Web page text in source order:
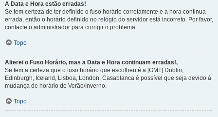
A Data e Hora estão erradas!
Se tem certeza de ter definido o fuso horário corretamente e a hora continua
errada, então o horário definido no relógio do servidor está incorreto. Por favor,
contacte o administrador para corrigir o problema.
Topo
Alterei o Fuso Horário, mas a Data e Hora continuam erradas!,
Se tem a certeza que o fuso horário que escolheu é a [GMT] Dublin,
Edinburgh, Iceland, Lisboa, London, Casablanca é possível que seja devido à
mudança de horário de Verão/Inverno.
Topo